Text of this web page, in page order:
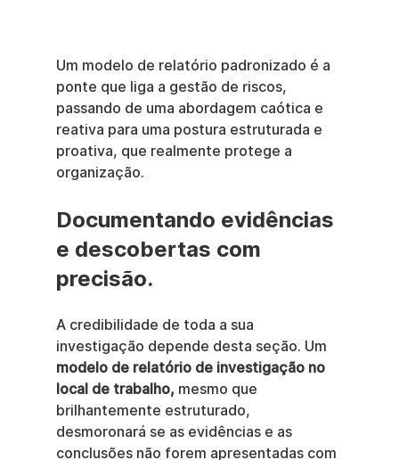
Um modelo de relatório padronizado é a
ponte que liga a gestão de riscos,
passando de uma abordagem caótica e
reativa para uma postura estruturada e
proativa, que realmente protege a
organização.
Documentando evidências
e descobertas com
precisão.
A credibilidade de toda a sua
investigação depende desta seção. Um
modelo de relatório de investigação no
local de trabalho, mesmo que
brilhantemente estruturado,
desmoronará se as evidências e as
conclusões não forem apresentadas com